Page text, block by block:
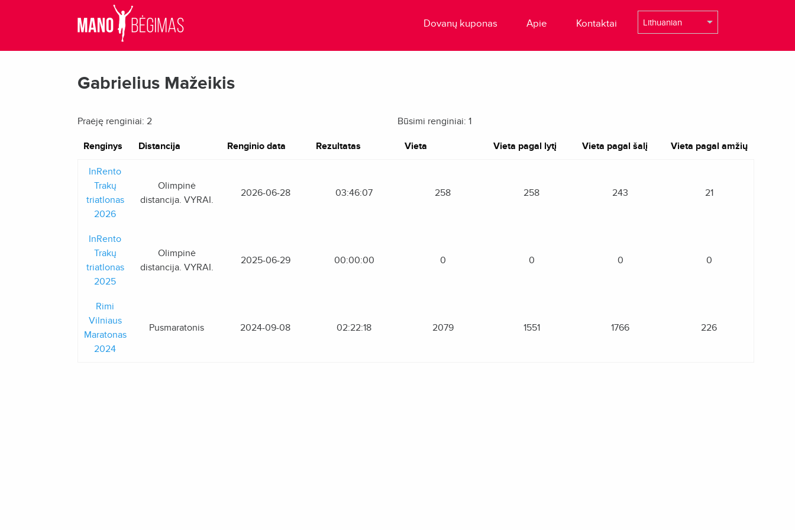
Dovanų kuponas Apie Kontaktai
Gabrielius Mažeikis
Praėję renginiai: 2 Būsimi renginiai: 1
Renginys Distancija Renginio data Rezultatas Vieta Vieta pagal lytį Vieta pagal šalį Vieta pagal amžių
InRento
Trakų
triatlonas
2026
Olimpinė
distancija. VYRAI.
2026-06-28 03:46:07 258 258 243 21
InRento
Trakų
triatlonas
2025
Olimpinė
distancija. VYRAI.
2025-06-29 00:00:00 0 0 0 0
Rimi
Vilniaus
Maratonas
2024
Pusmaratonis 2024-09-08 02:22:18 2079 1551 1766 226